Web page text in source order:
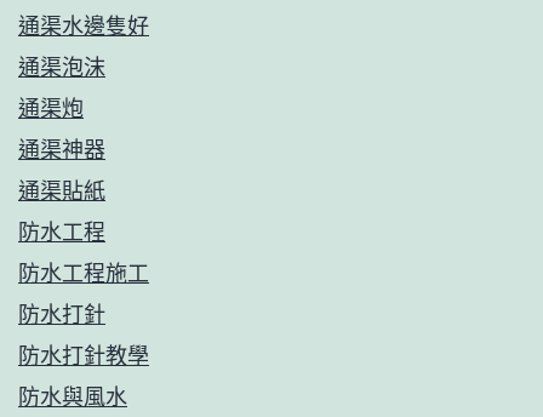
通渠水邊隻好
通渠泡沫
通渠炮
通渠神器
通渠貼紙
防水工程
防水工程施工
防水打針
防水打針教學
防水與風水